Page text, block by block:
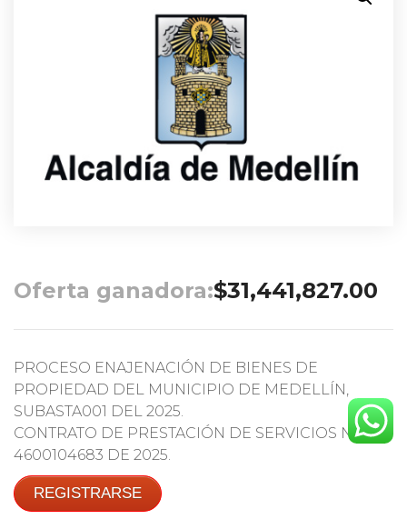
Oferta ganadora:$31,441,827.00
PROCESO ENAJENACIÓN DE BIENES DE
PROPIEDAD DEL MUNICIPIO DE MEDELLÍN,
SUBASTA001 DEL 2025.
CONTRATO DE PRESTACIÓN DE SERVICIOS No.
4600104683 DE 2025.
REGISTRARSE